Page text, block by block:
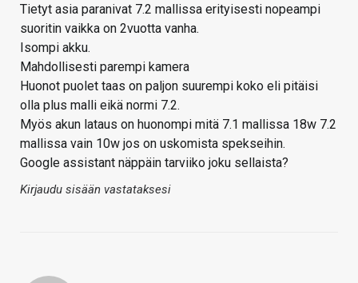
Tietyt asia paranivat 7.2 mallissa erityisesti nopeampi
suoritin vaikka on 2vuotta vanha.
Isompi akku.
Mahdollisesti parempi kamera
Huonot puolet taas on paljon suurempi koko eli pitäisi
olla plus malli eikä normi 7.2.
Myös akun lataus on huonompi mitä 7.1 mallissa 18w 7.2
mallissa vain 10w jos on uskomista spekseihin.
Google assistant näppäin tarviiko joku sellaista?
Kirjaudu sisään vastataksesi